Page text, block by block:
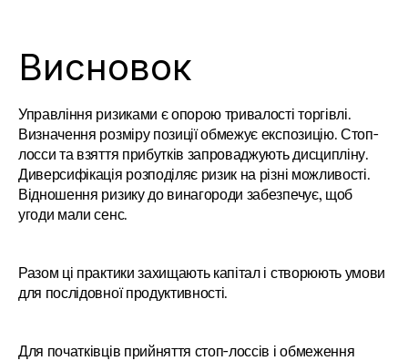
Висновок
Управління ризиками є опорою тривалості торгівлі.
Визначення розміру позиції обмежує експозицію. Стоп-
лосси та взяття прибутків запроваджують дисципліну.
Диверсифікація розподіляє ризик на різні можливості.
Відношення ризику до винагороди забезпечує, щоб
угоди мали сенс.
Разом ці практики захищають капітал і створюють умови
для послідовної продуктивності.
Для початківців прийняття стоп-лоссів і обмеження